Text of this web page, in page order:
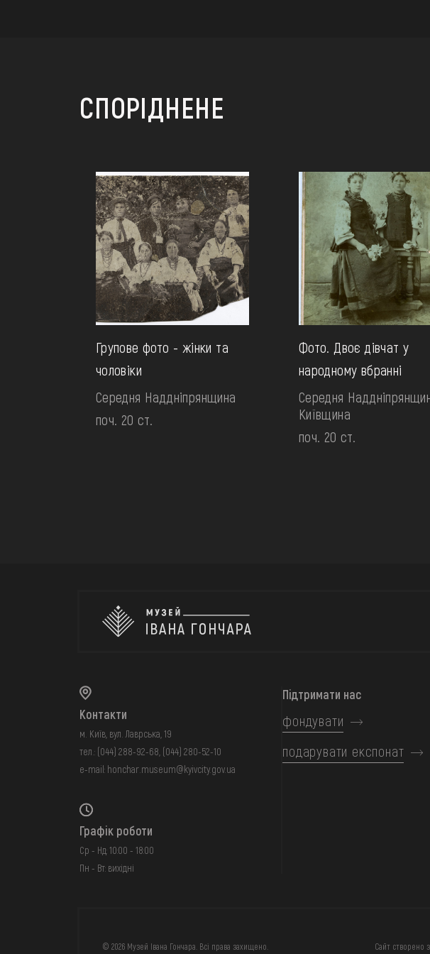
FAQ ОНЛАЙН-КРАМНИЦЯ
СПОРІДНЕНЕ
Групове фото - жінки та
чоловіки
Середня Наддніпрянщина
поч. 20 ст.
Фото. Двоє дівчат у
народному вбранні
Середня
Київщина
поч. 20 ст.
Контакти
м. Київ, вул. Лаврська, 19
тел.: (044) 288-92-68 (044) 280-52-10
e-mail: honchar.museum@kyivcity.gov.ua
Графік роботи
Ср - Нд: 10:00 - 18:00
Пн - Вт: вихідні
Підтримати нас
фондувати
подарувати експонат
© 2026 Музей Івана Гончара. Всі права захищено. Сайт створено